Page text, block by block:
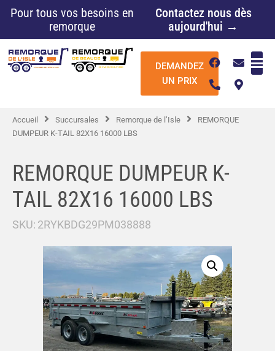
Pour tous vos besoins en
remorque
Contactez nous dès
aujourd'hui →
DEMANDEZ
UN PRIX
F
a
e
o
E
n
v
e
p
P
h
n
a
M
a
p
-
r
Accueil Succursales Remorque de l’Isle
REMORQUE
DUMPEUR K-TAIL 82X16 16000 LBS
REMORQUE DUMPEUR K-
TAIL 82X16 16000 LBS
SKU: 2RYKBDG29PM038888